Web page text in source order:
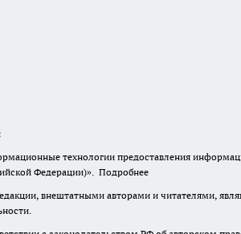
технологии предоставления
Федерации)». Подробнее
внештатными авторами и читателями,